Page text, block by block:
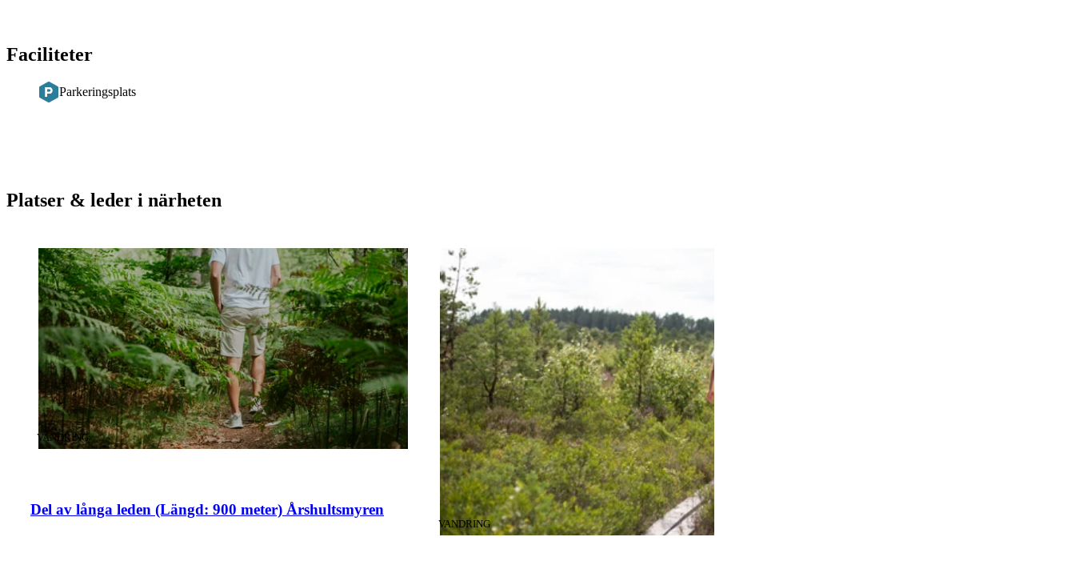
Faciliteter
Parkeringsplats
Platser & leder i närheten
Del av långa leden (Längd: 900 meter) Årshultsmyren
KATEGORI:
VANDRING
KATEGORI:
VANDRING